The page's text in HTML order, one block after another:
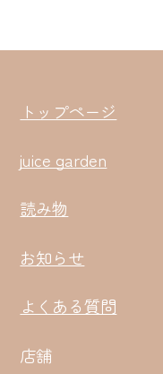
トップページ
juice garden
読み物
お知らせ
よくある質問
店舗